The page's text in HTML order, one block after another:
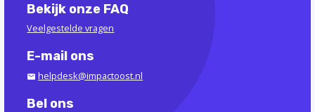
Bekijk onze FAQ
Veelgestelde vragen
E-mail ons
helpdesk@impactoost.nl
Bel ons